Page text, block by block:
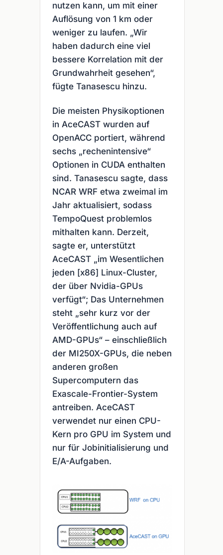
nutzen kann, um mit einer
Auflösung von 1 km oder
weniger zu laufen. „Wir
haben dadurch eine viel
bessere Korrelation mit der
Grundwahrheit gesehen“,
fügte Tanasescu hinzu.
Die meisten Physikoptionen
in AceCAST wurden auf
OpenACC portiert, während
sechs „rechenintensive“
Optionen in CUDA enthalten
sind. Tanasescu sagte, dass
NCAR WRF etwa zweimal im
Jahr aktualisiert, sodass
TempoQuest problemlos
mithalten kann. Derzeit,
sagte er, unterstützt
AceCAST „im Wesentlichen
jeden [x86] Linux-Cluster,
der über Nvidia-GPUs
verfügt“; Das Unternehmen
steht „sehr kurz vor der
Veröffentlichung auch auf
AMD-GPUs“ – einschließlich
der MI250X-GPUs, die neben
anderen großen
Supercomputern das
Exascale-Frontier-System
antreiben. AceCAST
verwendet nur einen CPU-
Kern pro GPU im System und
nur für Jobinitialisierung und
E/A-Aufgaben.